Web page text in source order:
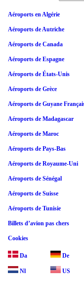
Aéroports en Algérie
Aéroports de Autriche
Aéroports de Canada
Aéroports de Espagne
Aéroports de États-Unis
Aéroports de Grèce
Aéroports de Guyane
Aéroports de Madagascar
Aéroports de Maroc
Aéroports de Pays-Bas
Aéroports de Royaume-Uni
Aéroports de Sénégal
Aéroports de Suisse
Aéroports de Tunisie
Billets d’avion pas chers
Cookies
Da De
Nl US